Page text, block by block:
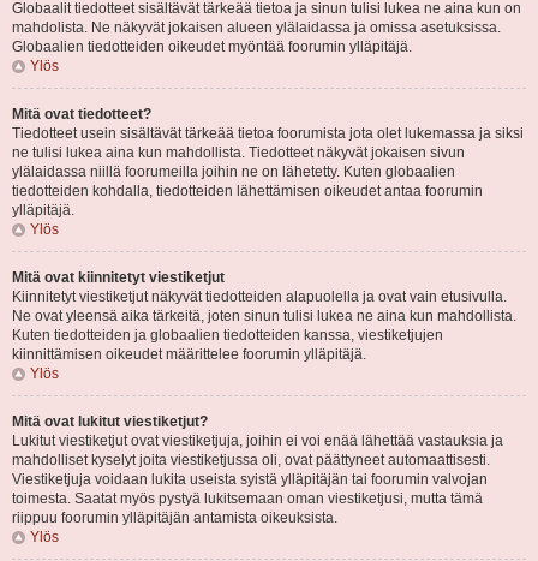
Globaalit tiedotteet sisältävät tärkeää tietoa ja sinun tulisi lukea ne aina kun on
mahdolista. Ne näkyvät jokaisen alueen ylälaidassa ja omissa asetuksissa.
Globaalien tiedotteiden oikeudet myöntää foorumin ylläpitäjä.
Ylös
Mitä ovat tiedotteet?
Tiedotteet usein sisältävät tärkeää tietoa foorumista jota olet lukemassa ja siksi
ne tulisi lukea aina kun mahdollista. Tiedotteet näkyvät jokaisen sivun
ylälaidassa niillä foorumeilla joihin ne on lähetetty. Kuten globaalien
tiedotteiden kohdalla, tiedotteiden lähettämisen oikeudet antaa foorumin
ylläpitäjä.
Ylös
Mitä ovat kiinnitetyt viestiketjut
Kiinnitetyt viestiketjut näkyvät tiedotteiden alapuolella ja ovat vain etusivulla.
Ne ovat yleensä aika tärkeitä, joten sinun tulisi lukea ne aina kun mahdollista.
Kuten tiedotteiden ja globaalien tiedotteiden kanssa, viestiketjujen
kiinnittämisen oikeudet määrittelee foorumin ylläpitäjä.
Ylös
Mitä ovat lukitut viestiketjut?
Lukitut viestiketjut ovat viestiketjuja, joihin ei voi enää lähettää vastauksia ja
mahdolliset kyselyt joita viestiketjussa oli, ovat päättyneet automaattisesti.
Viestiketjuja voidaan lukita useista syistä ylläpitäjän tai foorumin valvojan
toimesta. Saatat myös pystyä lukitsemaan oman viestiketjusi, mutta tämä
riippuu foorumin ylläpitäjän antamista oikeuksista.
Ylös